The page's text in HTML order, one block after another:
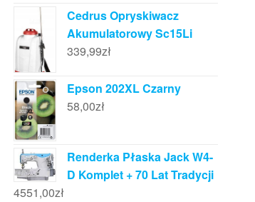
Cedrus Opryskiwacz
Akumulatorowy Sc15Li
339,99zł
Epson 202XL Czarny
58,00zł
Renderka Płaska Jack W4-
D Komplet + 70 Lat Tradycji
4551,00zł